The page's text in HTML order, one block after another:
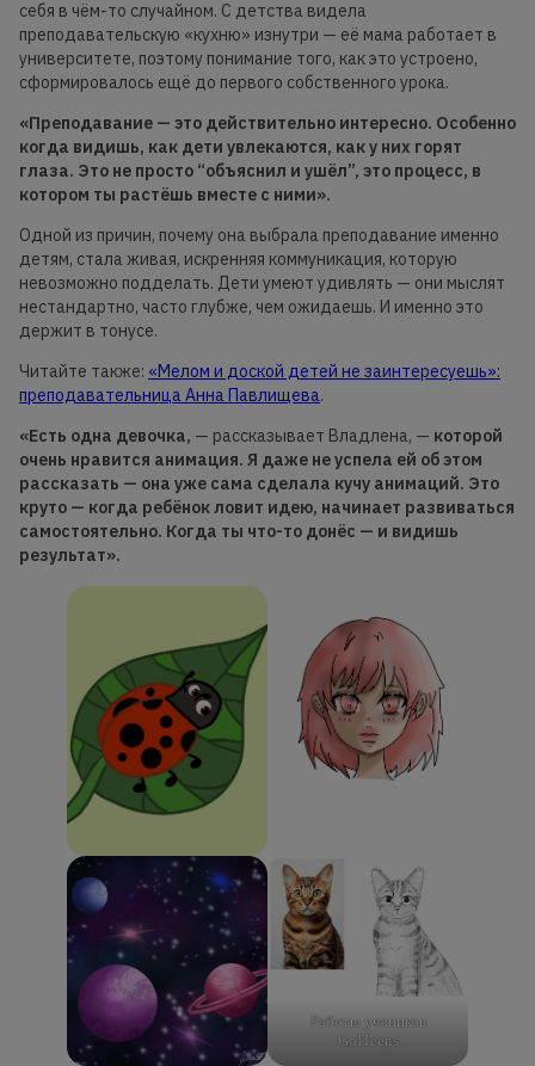
себя в чём-то случайном. С детства видела
преподавательскую «кухню» изнутри — её мама работает в
университете, поэтому понимание того, как это устроено,
сформировалось ещё до первого собственного урока.
«Преподавание — это действительно интересно. Особенно
когда видишь, как дети увлекаются, как у них горят
глаза. Это не просто “объяснил и ушёл”, это процесс, в
котором ты растёшь вместе с ними».
Одной из причин, почему она выбрала преподавание именно
детям, стала живая, искренняя коммуникация, которую
невозможно подделать. Дети умеют удивлять — они мыслят
нестандартно, часто глубже, чем ожидаешь. И именно это
держит в тонусе.
Читайте также: «Мелом и доской детей не заинтересуешь»:
преподавательница Анна Павлищева.
«Есть одна девочка, — рассказывает Владлена, — которой
очень нравится анимация. Я даже не успела ей об этом
рассказать — она уже сама сделала кучу анимаций. Это
круто — когда ребёнок ловит идею, начинает развиваться
самостоятельно. Когда ты что-то донёс — и видишь
результат».
Работы учеников
GoITeens